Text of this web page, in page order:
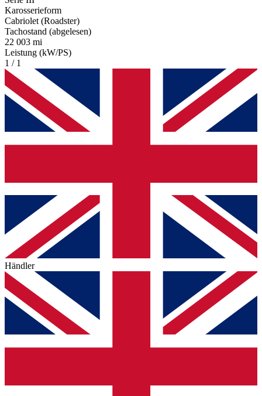
Karosserieform
Cabriolet (Roadster)
Tachostand (abgelesen)
22 003 mi
Leistung (kW/PS)
1 / 1
Händler